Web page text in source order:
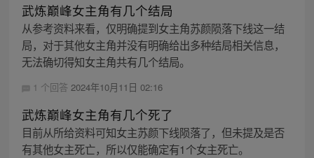
武炼巅峰女主角有几个结局
从参考资料来看，仅明确提到女主角苏颜陨落下线这一结
局，对于其他女主角并没有明确给出多种结局相关信息，
无法确切得知女主角共有几个结局。
1 个回答 2024年10月11日 02:16
武炼巅峰女主角有几个死了
目前从所给资料可知女主苏颜下线陨落了，但未提及是否
有其他女主死亡，所以仅能确定有1个女主死亡。